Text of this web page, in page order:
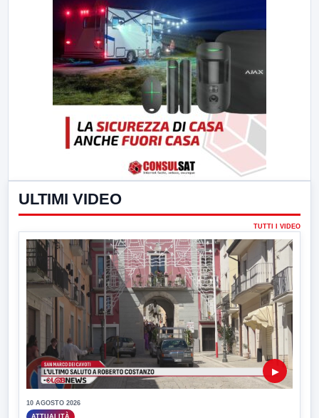
ULTIMI VIDEO
TUTTI I VIDEO
▶
10 AGOSTO 2026
ATTUALITÀ